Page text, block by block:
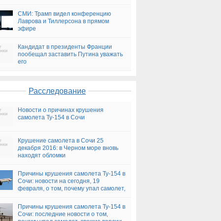
СМИ: Трамп видел конференцию
Лаврова и Тиллерсона в прямом
эфире
Кандидат в президенты Франции
пообещал заставить Путина уважать
его
Расследование
Новости о причинах крушения
самолета Ту-154 в Сочи
Крушение самолета в Сочи 25
декабря 2016: в Черном море вновь
находят обломки
Причины крушения самолета Ту-154 в
Сочи: новости на сегодня, 19
февраля, о том, почему упал самолет,
Причины крушения самолета Ту-154 в
Сочи: последние новости о том,